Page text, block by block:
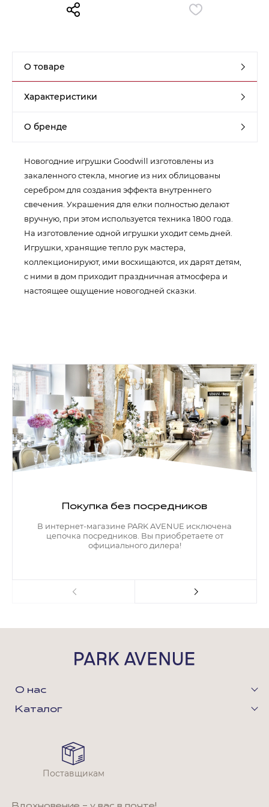
О товаре
Характеристики
О бренде
Новогодние игрушки Goodwill изготовлены из
закаленного стекла, многие из них облицованы
серебром для создания эффекта внутреннего
свечения. Украшения для елки полностью делают
вручную, при этом используется техника 1800 года.
На изготовление одной игрушки уходит семь дней.
Игрушки, хранящие тепло рук мастера,
коллекционируют, ими восхищаются, их дарят детям,
с ними в дом приходит праздничная атмосфера и
настоящее ощущение новогодней сказки.
Покупка без посредников
В интернет-магазине PARK AVENUE исключена
цепочка посредников. Вы приобретаете от
официального дилера!
О нас
Каталог
Поставщикам